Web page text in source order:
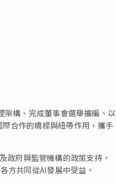
構、完成董事會選舉擴編、以
合作的橋樑與紐帶作用，攜手
政府與監管機構的政策支持。
方共同從AI發展中受益。